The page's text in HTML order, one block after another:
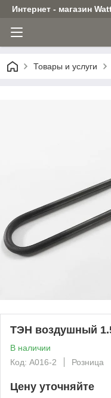
Интернет - магазин
Товары и услуги
ТЭН воздушный
В наличии
Код: А016-2
Розница
Цену уточняйте